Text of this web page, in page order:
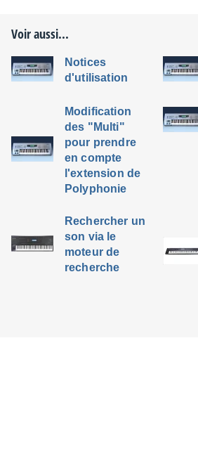
Voir aussi...
Notices
d'utilisation
Modification
des "Multi"
pour prendre
en compte
l'extension de
Polyphonie
Rechercher un
son via le
moteur de
recherche